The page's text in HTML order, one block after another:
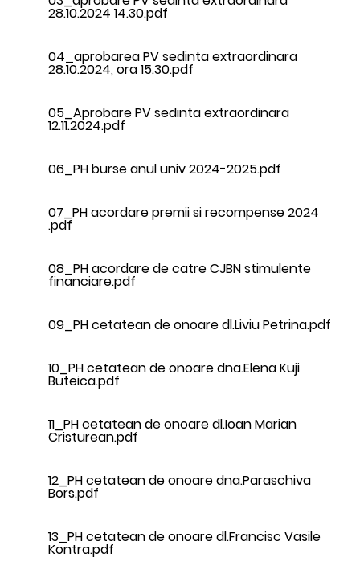
28.10.2024 14.30.pdf
04_aprobarea PV sedinta extraordinara
28.10.2024, ora 15.30.pdf
05_Aprobare PV sedinta extraordinara
12.11.2024.pdf
06_PH burse anul univ 2024-2025.pdf
07_PH acordare premii si recompense 2024
.pdf
08_PH acordare de catre CJBN stimulente
financiare.pdf
09_PH cetatean de onoare dl.Liviu Petrina.pdf
10_PH cetatean de onoare dna.Elena Kuji
Buteica.pdf
11_PH cetatean de onoare dl.Ioan Marian
Cristurean.pdf
12_PH cetatean de onoare dna.Paraschiva
Bors.pdf
13_PH cetatean de onoare dl.Francisc Vasile
Kontra.pdf